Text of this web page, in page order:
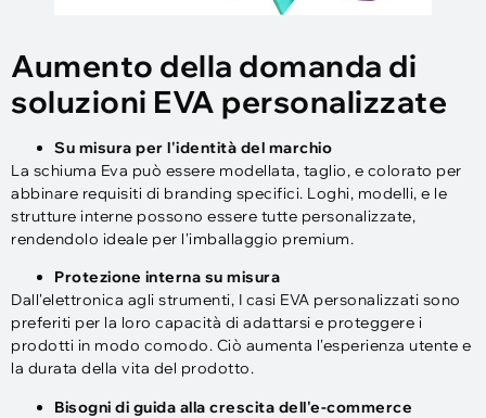
Aumento della domanda di
soluzioni EVA personalizzate
Su misura per l'identità del marchio
La schiuma Eva può essere modellata, taglio, e colorato per
abbinare requisiti di branding specifici. Loghi, modelli, e le
strutture interne possono essere tutte personalizzate,
rendendolo ideale per l'imballaggio premium.
Protezione interna su misura
Dall'elettronica agli strumenti, I casi EVA personalizzati sono
preferiti per la loro capacità di adattarsi e proteggere i
prodotti in modo comodo. Ciò aumenta l'esperienza utente e
la durata della vita del prodotto.
Bisogni di guida alla crescita dell'e-commerce